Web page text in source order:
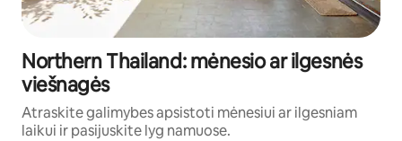
Northern Thailand: mėnesio ar ilgesnės
viešnagės
Atraskite galimybes apsistoti mėnesiui ar ilgesniam
laikui ir pasijuskite lyg namuose.